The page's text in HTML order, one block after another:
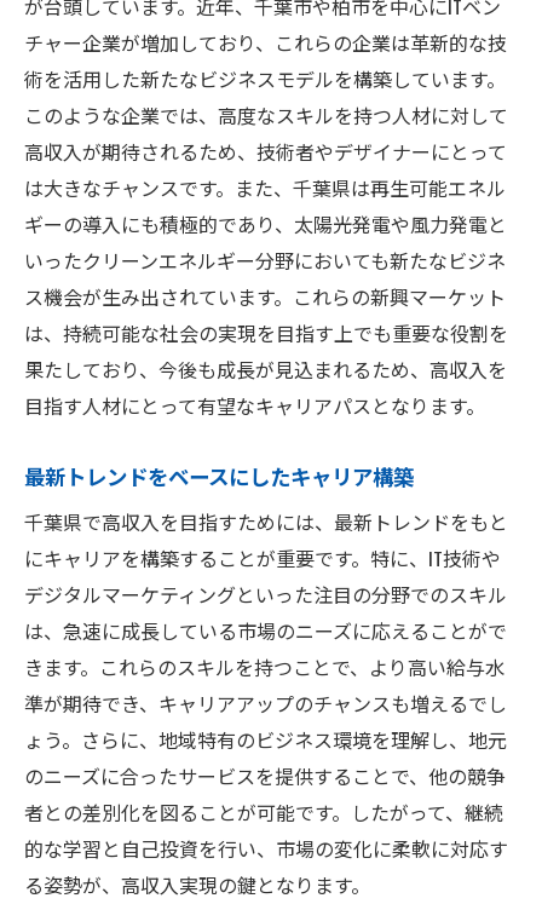
が台頭しています。近年、千葉市や柏市を中心にITベン
チャー企業が増加しており、これらの企業は革新的な技
術を活用した新たなビジネスモデルを構築しています。
このような企業では、高度なスキルを持つ人材に対して
高収入が期待されるため、技術者やデザイナーにとって
は大きなチャンスです。また、千葉県は再生可能エネル
ギーの導入にも積極的であり、太陽光発電や風力発電と
いったクリーンエネルギー分野においても新たなビジネ
ス機会が生み出されています。これらの新興マーケット
は、持続可能な社会の実現を目指す上でも重要な役割を
果たしており、今後も成長が見込まれるため、高収入を
目指す人材にとって有望なキャリアパスとなります。
最新トレンドをベースにしたキャリア構築
千葉県で高収入を目指すためには、最新トレンドをもと
にキャリアを構築することが重要です。特に、IT技術や
デジタルマーケティングといった注目の分野でのスキル
は、急速に成長している市場のニーズに応えることがで
きます。これらのスキルを持つことで、より高い給与水
準が期待でき、キャリアアップのチャンスも増えるでし
ょう。さらに、地域特有のビジネス環境を理解し、地元
のニーズに合ったサービスを提供することで、他の競争
者との差別化を図ることが可能です。したがって、継続
的な学習と自己投資を行い、市場の変化に柔軟に対応す
る姿勢が、高収入実現の鍵となります。